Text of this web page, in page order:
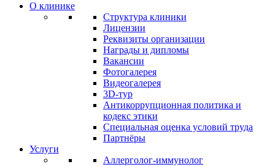
О клинике
Структура клиники
Лицензии
Реквизиты организации
Награды и дипломы
Вакансии
Фотогалерея
Видеогалерея
3D-тур
Антикоррупционная политика и
кодекс этики
Специальная оценка условий труда
Партнёры
Услуги
Аллерголог-иммунолог